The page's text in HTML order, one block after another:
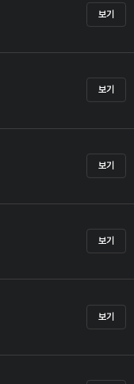
보기
보기
보기
보기
보기